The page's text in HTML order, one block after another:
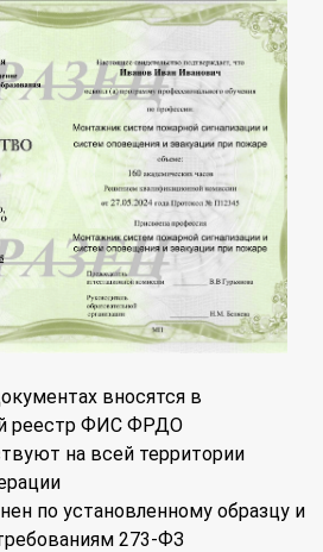
вносятся в
реестр ФИС ФРДО
на всей территории
по установленному образцу и
273-ФЗ